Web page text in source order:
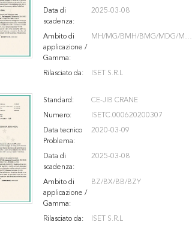
Data di
scadenza:
2025-03-08
Ambito di
applicazione /
Gamma:
MH/MG/BMH/BMG/MDG/MDC
Rilasciato da:
ISET S.R.L
Standard: CE-JIB CRANE
Numero: ISETC.000620200307
Data tecnico
Problema:
2020-03-09
Data di
scadenza:
2025-03-08
Ambito di
applicazione /
Gamma:
BZ/BX/BB/BZY
Rilasciato da: ISET S.R.L